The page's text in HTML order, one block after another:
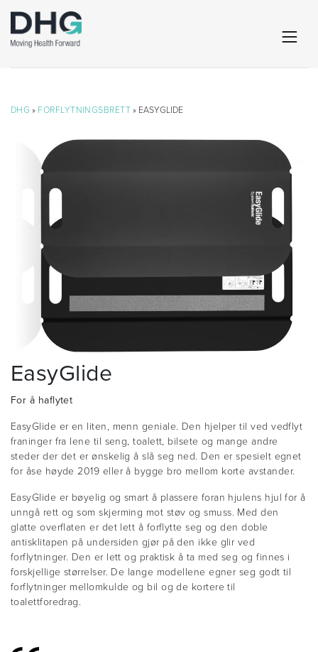
DHG » FORFLYTNINGSBRETT » EASYGLIDE
EasyGlide
For å haflytet
EasyGlide er en liten, menn geniale. Den hjelper til ved vedflyt
franinger fra lene til seng, toalett, bilsete og mange andre
steder der det er ønskelig å slå seg ned. Den er spesielt egnet
for åse høyde 2019 eller å bygge bro mellom korte avstander.
EasyGlide er bøyelig og smart å plassere foran hjulens hjul for å
unngå rett og som skjerming mot støv og smuss. Med den
glatte overflaten er det lett å forflytte seg og den doble
antisklitapen på undersiden gjør på den ikke glir ved
forflytninger. Den er lett og praktisk å ta med seg og finnes i
forskjellige størrelser. De lange modellene egner seg godt til
forflytninger mellomkulde og bil og de kortere til
toalettforedrag.